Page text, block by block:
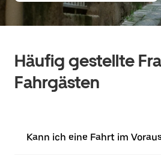
Häufig gestellte
Fahrgästen
Kann ich eine Fahrt im